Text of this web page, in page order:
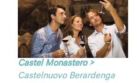
Castel Monastero >
Castelnuovo Berardenga